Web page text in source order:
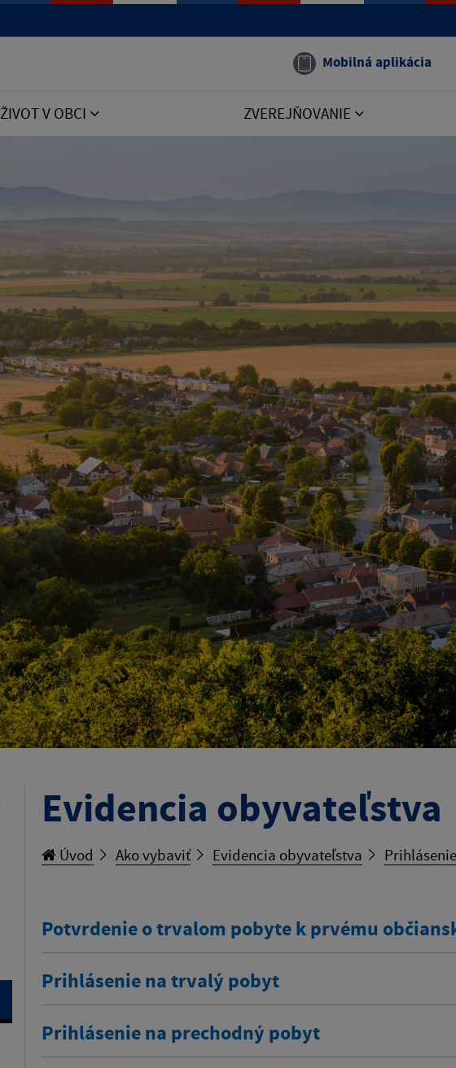
Mobilná aplikácia
ŽIVOT V OBCI ZVEREJŇOVANIE
Evidencia obyvateľstva
Úvod Ako vybaviť Evidencia obyvateľstva
Potvrdenie o trvalom pobyte k prvému
Prihlásenie na trvalý pobyt
Prihlásenie na prechodný pobyt